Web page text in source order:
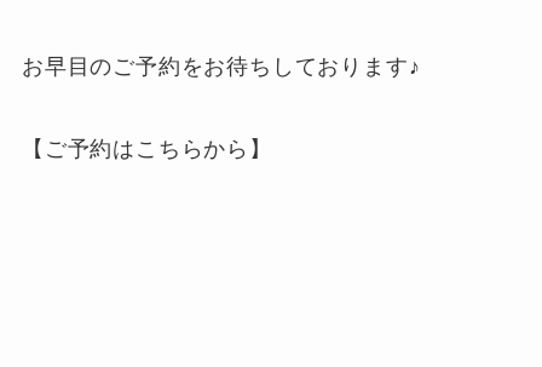
お早目のご予約をお待ちしております♪
【ご予約はこちらから】